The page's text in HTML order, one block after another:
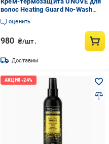
волос Heating Guard No-Wash
Treatment 147 мл
оценить
980 ₴/шт.
Доставим